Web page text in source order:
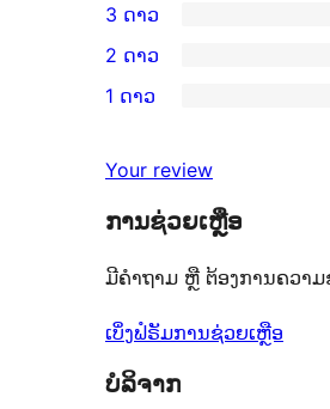
5
ດາວ
ຈຳນວນ
ລາຍການ
ວິຈານ
4
ດາວ
0
ລາຍການ
ການ
ວິຈານ
3
ຈຳນວນ
0
3 ດາວ
ວິຈານ
ດາວ
ຈຳນວນ
ລາຍການ
2 ດາວ
1
ດາວ
0
ລາຍການ
1 ດາວ
Your review
ການຊ່ວຍເຫຼືອ
ມີຄຳຖາມ ຫຼື ຕ້ອງການຄວາມ
ເບິ່ງຟໍຣັມການຊ່ວຍເຫຼືອ
ບໍລິຈາກ